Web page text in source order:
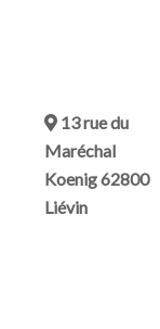
13 rue du
Maréchal
Koenig 62800
Liévin